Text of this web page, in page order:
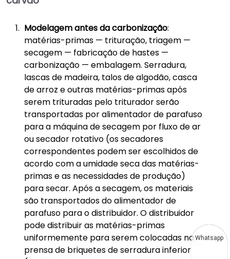
Modelagem antes da carbonização:
matérias-primas — trituração, triagem —
secagem — fabricação de hastes —
carbonização — embalagem. Serradura,
lascas de madeira, talos de algodão, casca
de arroz e outras matérias-primas após
serem trituradas pelo triturador serão
transportadas por alimentador de parafuso
para a máquina de secagem por fluxo de ar
ou secador rotativo (os secadores
correspondentes podem ser escolhidos de
acordo com a umidade seca das matérias-
primas e as necessidades de produção)
para secar. Após a secagem, os materiais
são transportados do alimentador de
parafuso para o distribuidor. O distribuidor
pode distribuir as matérias-primas
uniformemente para serem colocadas na
prensa de briquetes de serradura inferior
Whatsapp